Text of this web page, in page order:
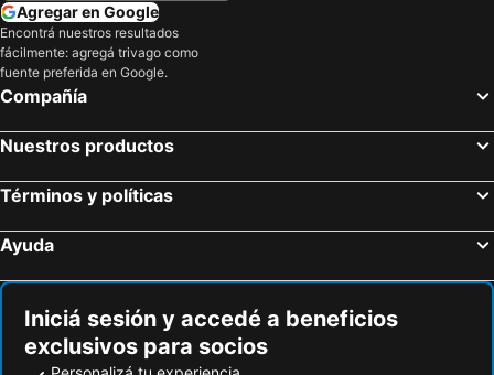
Agregar en Google
Encontrá nuestros resultados
fácilmente: agregá trivago como
fuente preferida en Google.
Compañía
Nuestros productos
Términos y políticas
Ayuda
Iniciá sesión y accedé a beneficios
exclusivos para socios